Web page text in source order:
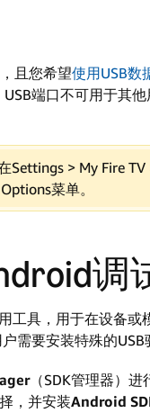
且您希望使用USB数
端口不可用于其
Settings > My Fire
菜单。
调
工具，用于在设备
需要安装特殊的USB
（SDK管理器）
，并安装Android